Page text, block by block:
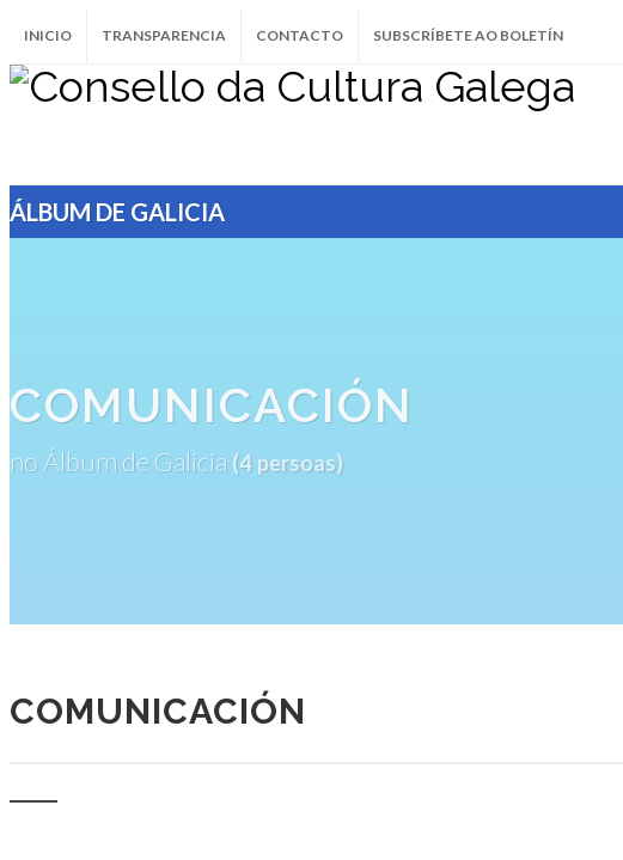
INICIO TRANSPARENCIA CONTACTO SUBSCRÍBETE AO BOLETÍN
ÁLBUM DE GALICIA
COMUNICACIÓN
no Álbum de Galicia (4 persoas)
COMUNICACIÓN